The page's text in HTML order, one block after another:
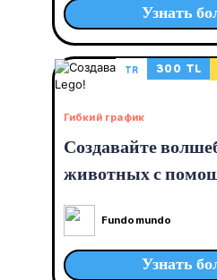
Узнать
TR 300 TL
Гибкий график
Создавайте
животных с
Fundomundo
Узнать